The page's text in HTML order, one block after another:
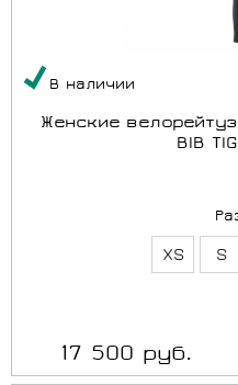
В наличии
Женские
BIB
XS S
17 500 руб.